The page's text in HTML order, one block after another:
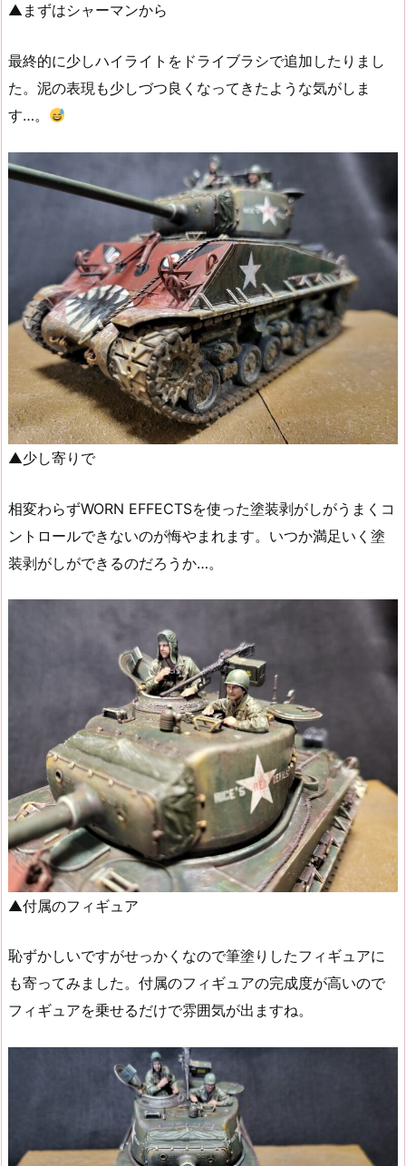
▲まずはシャーマンから
最終的に少しハイライトをドライブラシで追加したりまし
た。泥の表現も少しづつ良くなってきたような気がしま
す…。
▲少し寄りで
相変わらずWORN EFFECTSを使った塗装剥がしがうまくコ
ントロールできないのが悔やまれます。いつか満足いく塗
装剥がしができるのだろうか…。
▲付属のフィギュア
恥ずかしいですがせっかくなので筆塗りしたフィギュアに
も寄ってみました。付属のフィギュアの完成度が高いので
フィギュアを乗せるだけで雰囲気が出ますね。